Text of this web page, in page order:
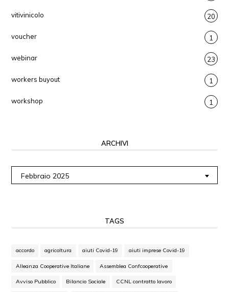
vitivinicolo 20
voucher 1
webinar 23
workers buyout 1
workshop 1
ARCHIVI
Febbraio 2025
TAGS
accordo agricoltura aiuti Covid-19 aiuti imprese Covid-19
Alleanza Cooperative Italiane Assemblea Confcooperative
Avviso Pubblico Bilancio Sociale CCNL contratto lavoro